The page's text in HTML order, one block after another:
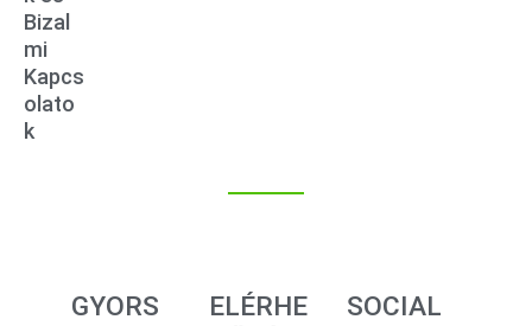
Bizal
mi
Kapcs
olato
k
GYORS
ELÉRHE
SOCIAL